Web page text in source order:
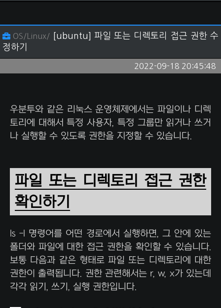
OS/Linux/
[ubuntu] 파일 또는 디렉토리 접근 권한 수
정하기
2022-09-18 20:45:48
우분투와 같은 리눅스 운영체제에서는 파일이나 디렉
토리에 대해서 특정 사용자, 특정 그룹만 읽거나 쓰거
나 실행할 수 있도록 권한을 지정할 수 있습니다.
파일 또는 디렉토리 접근 권한
확인하기
ls -l 명령어를 어떤 경로에서 실행하면, 그 안에 있는
폴더와 파일에 대한 접근 권한을 확인할 수 있습니다.
보통 다음과 같은 형태로 파일 또는 디렉토리에 대한
권한이 출력됩니다. 권한 관련해서는 r, w, x가 있는데
각각 읽기, 쓰기, 실행 권한입니다.